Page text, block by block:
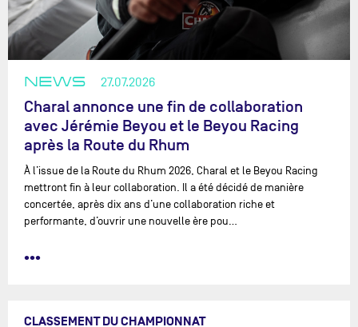
NEWS 27.07.2026
Charal annonce une fin de collaboration
avec Jérémie Beyou et le Beyou Racing
après la Route du Rhum
À l’issue de la Route du Rhum 2026, Charal et le Beyou Racing
mettront fin à leur collaboration. Il a été décidé de manière
concertée, après dix ans d’une collaboration riche et
performante, d’ouvrir une nouvelle ère pou…
•••
CLASSEMENT DU CHAMPIONNAT